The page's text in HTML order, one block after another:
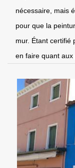
nécessaire, mais
pour que la
mur. Étant certifié
en faire quant aux